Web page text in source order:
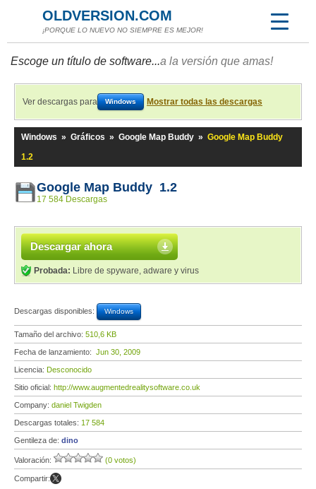
OLDVERSION.COM
¡PORQUE LO NUEVO NO SIEMPRE ES MEJOR!
Escoge un título de software...a la versión que amas!
Ver descargas para Windows Mostrar todas las descargas
Windows » Gráficos » Google Map Buddy » Google Map Buddy
1.2
Google Map Buddy 1.2
17 584 Descargas
Descargar ahora
Probada: Libre de spyware, adware y virus
Descargas disponibles: Windows
Tamaño del archivo: 510,6 KB
Fecha de lanzamiento: Jun 30, 2009
Licencia: Desconocido
Sitio oficial: http://www.augmentedrealitysoftware.co.uk
Company: daniel Twigden
Descargas totales: 17 584
Gentileza de: dino
Valoración: (0 votos)
Compartir: